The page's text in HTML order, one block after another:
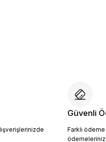
Güvenli
Farklı